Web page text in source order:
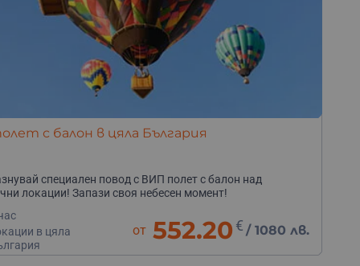
с балон в цяла България
специален повод с ВИП полет с балон над
локации! Запази своя небесен момент!
в цяла
от 552.20 € / 1080 лв.